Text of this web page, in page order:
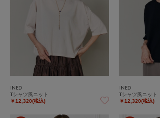
INED
Tシャツ風ニット
￥12,320(税込)
INED
Tシャツ風ニット
￥12,320(税込)